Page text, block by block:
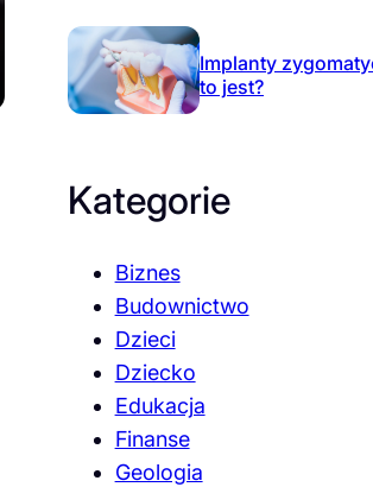
Implanty
to jest?
Kategorie
Biznes
Budownictwo
Dzieci
Dziecko
Edukacja
Finanse
Geologia